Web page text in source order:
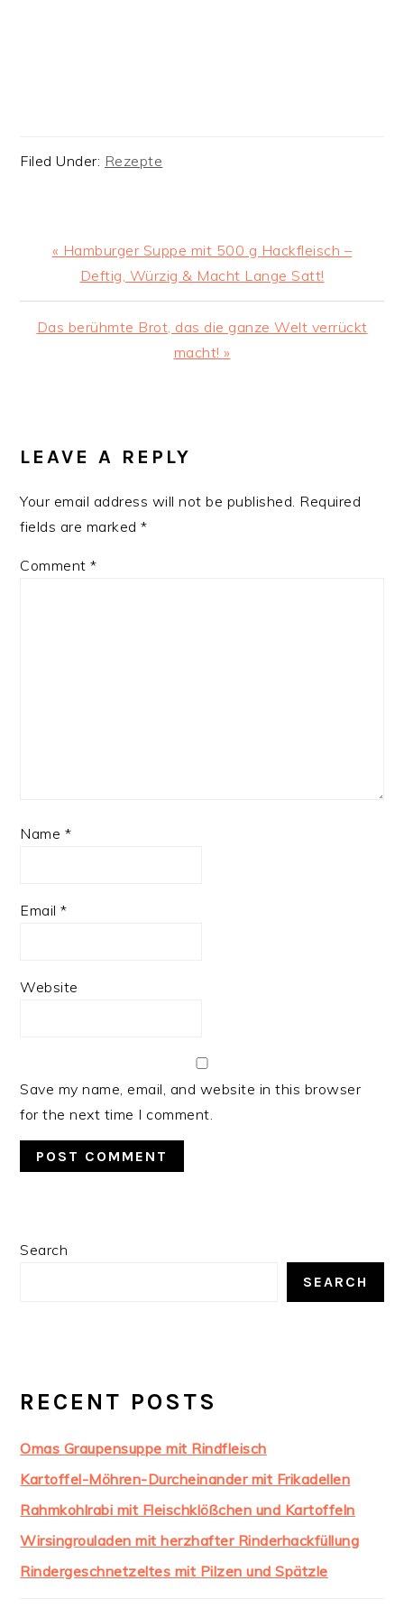
Filed Under: Rezepte
Previous
Post:
« Hamburger Suppe mit 500 g Hackfleisch –
Deftig, Würzig & Macht Lange Satt!
Next
Das berühmte Brot, das die ganze Welt verrückt
macht! »
INTERACTIONS
LEAVE A REPLY
Your email address will not be published. Required
fields are marked*
Comment*
Name *
Email*
Website
Save my name, email, and website in this browser
for the next time I comment.
PRIMARY
Search
SEARCH
RECENT POSTS
Omas Graupensuppe mit Rindfleisch
Kartoffel-Möhren-Durcheinander mit Frikadellen
Rahmkohlrabi mit Fleischklößchen und Kartoffeln
Wirsingrouladen mit herzhafter Rinderhackfüllung
Rindergeschnetzeltes mit Pilzen und Spätzle